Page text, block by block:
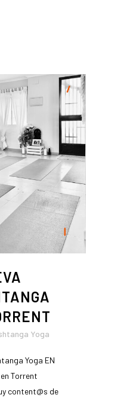
Yoga
Yoga EN
Torrent
content@s de